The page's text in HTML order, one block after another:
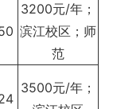
3200元/年；
滨江校区；师
范
3500元/年；